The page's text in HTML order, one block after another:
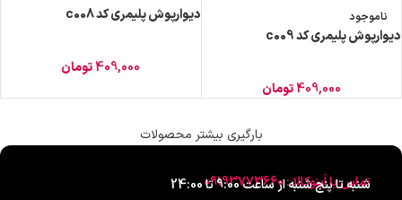
ناموجود
دیوارپوش پلیمری کد c009
409,000تومان
دیوارپوش پلیمری کد c008
409,000تومان
بارگیری بیشتر محصولات
تماس با اَبنوکالا : 09193773660
شنبه تا پنج شنبه از ساعت 9:00 تا 24:00